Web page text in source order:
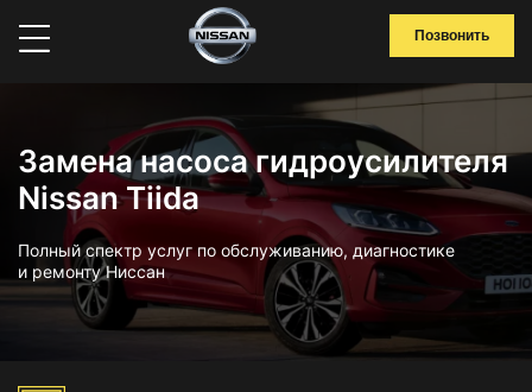
Позвонить
Замена насоса гидроусилителя
Nissan Tiida
Полный спектр услуг по обслуживанию, диагностике
и ремонту Ниссан